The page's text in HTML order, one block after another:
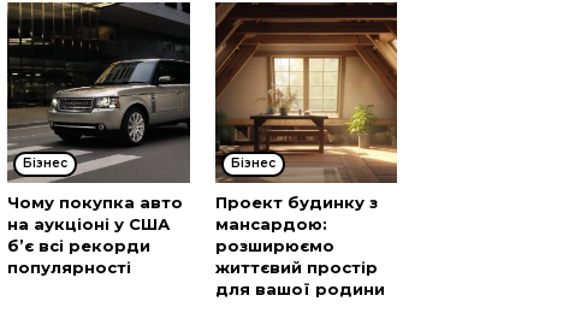
Бізнес
Чому покупка авто
на аукціоні у США
б’є всі рекорди
популярності
Бізнес
Проект будинку з
мансардою:
розширюємо
життєвий простір
для вашої родини